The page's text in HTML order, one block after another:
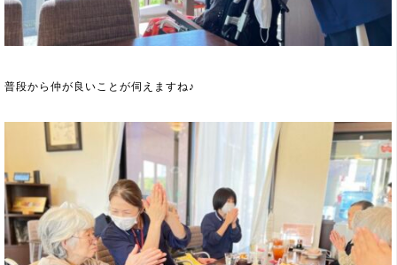
普段から仲が良いことが伺えますね♪